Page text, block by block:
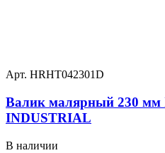
Арт. HRHT042301D
Валик малярный 230 мм
INDUSTRIAL
В наличии